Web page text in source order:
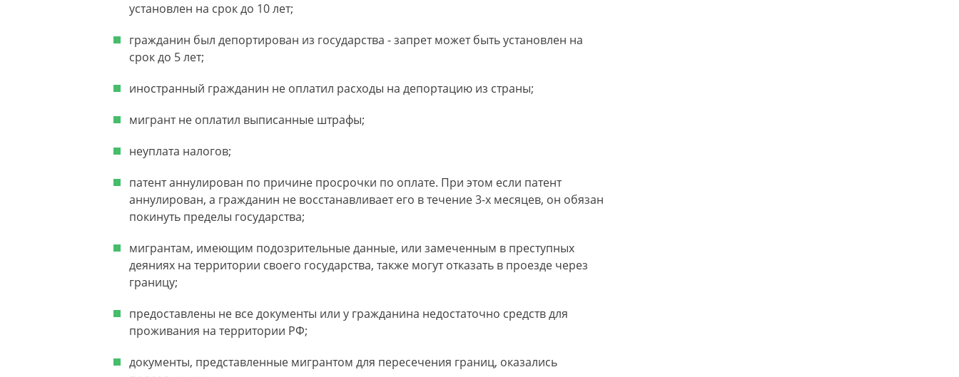
установлен на срок до 10 лет;
гражданин был депортирован из государства - запрет может быть установлен на
срок до 5 лет;
иностранный гражданин не оплатил расходы на депортацию из страны;
мигрант не оплатил выписанные штрафы;
неуплата налогов;
патент аннулирован по причине просрочки по оплате. При этом если патент
аннулирован, а гражданин не восстанавливает его в течение 3-х месяцев, он обязан
покинуть пределы государства;
мигрантам, имеющим подозрительные данные, или замеченным в преступных
деяниях на территории своего государства, также могут отказать в проезде через
границу;
предоставлены не все документы или у гражданина недостаточно средств для
проживания на территории РФ;
документы, представленные мигрантом для пересечения границ, оказались